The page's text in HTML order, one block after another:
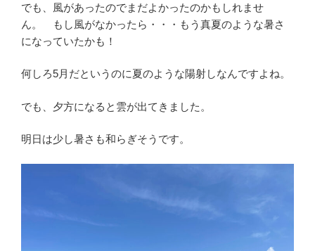
でも、風があったのでまだよかったのかもしれませ
ん。 もし風がなかったら・・・もう真夏のような暑さ
になっていたかも！
何しろ5月だというのに夏のような陽射しなんですよね。
でも、夕方になると雲が出てきました。
明日は少し暑さも和らぎそうです。